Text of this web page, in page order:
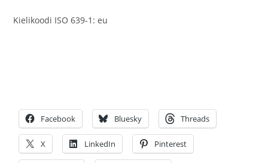
Kielikoodi ISO 639-1: eu
Facebook Bluesky Threads
X LinkedIn Pinterest